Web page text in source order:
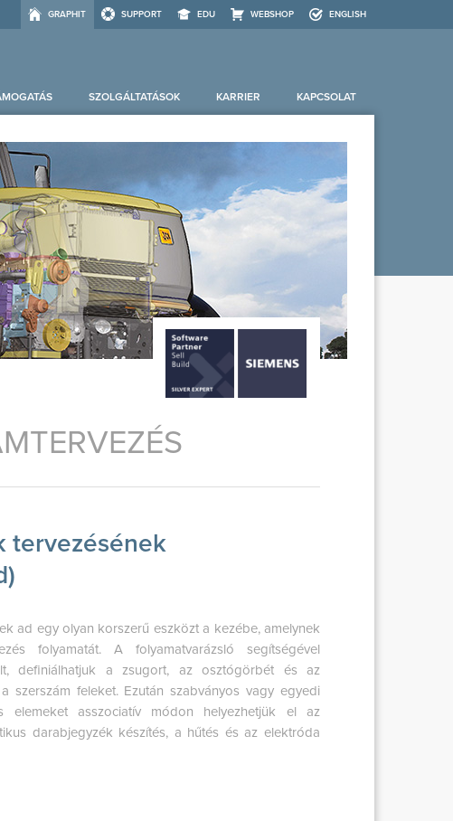
GRAPHIT SUPPORT EDU WEBSHOP ENGLISH
SZOLGÁLTATÁSOK KARRIER KAPCSOLAT
tervezésének
ad egy olyan korszerű eszközt a kezébe, amelynek
folyamatát. A folyamatvarázsló segítségével
definiálhatjuk a zsugort, az osztógörbét és az
szerszám feleket. Ezután szabványos vagy egyedi
elemeket asszociatív módon helyezhetjük el az
darabjegyzék készítés, a hűtés és az elektróda